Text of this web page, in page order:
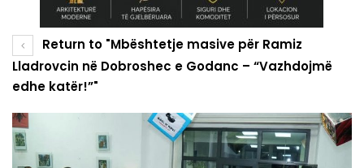
Return to "Mbështetje masive për Ramiz
Lladrovcin në Dobroshec e Godanc – “Vazhdojmë
edhe katër!”"